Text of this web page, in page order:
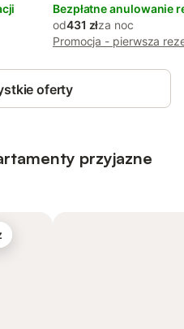
Bezpłatne anulowanie
od431 złza noc
Promocja - pierwsza
oferty
przyjazne